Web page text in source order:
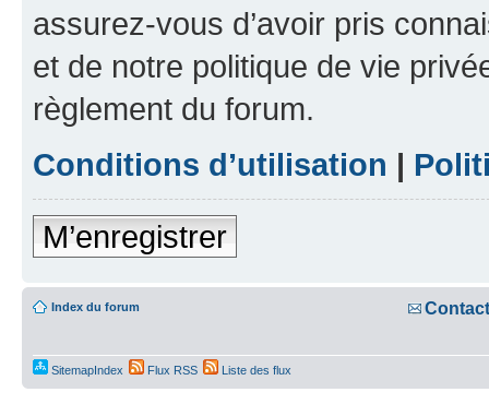
assurez-vous d’avoir pris
et de notre politique de vie
règlement du forum.
Conditions d’utilisation |
M’enregistrer
Index du forum Contact
SitemapIndex Flux RSS Liste des flux